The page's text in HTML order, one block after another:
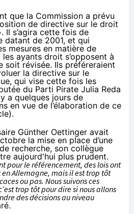
que la Commission a prévu
de directive sur le droit
Il s’agira cette fois de
datant de 2001, et qui
mesures en matière de
ayants droit s’opposent à
soit révisée. Ils préféreraient
la directive sur le
qui vise cette fois les
du Parti Pirate Julia Reda
a quelques jours de
en vue de l’élaboration de ce
).
Günther Oettinger avait
la mise en place d’une
recherche, son collègue
aujourd'hui plus prudent.
pour le référencement, des lois ont
en Allemagne, mais il est trop tôt
ou pas. Nous suivons ces
trop tôt pour dire si nous allons
des décisions au niveau